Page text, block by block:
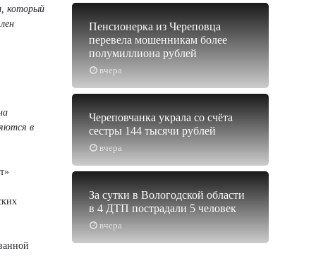
который
в
вчера
Пенсионерка из Череповца
перевела мошенникам более
полумиллиона рублей
вчера
Череповчанка украла со счёта
сестры 144 тысячи рублей
вчера
За сутки в Вологодской области
в 4 ДТП пострадали 5 человек